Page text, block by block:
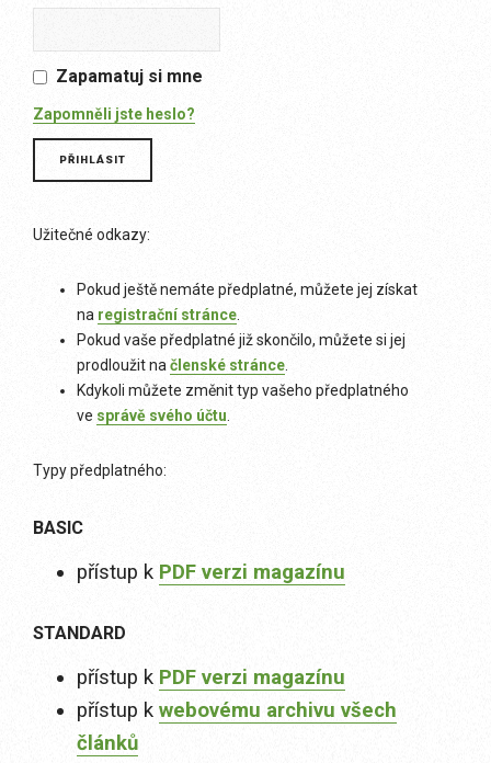
Zapamatuj si mne
Zapomněli jste heslo?
Užitečné odkazy:
Pokud ještě nemáte předplatné, můžete jej získat
na registrační stránce
Pokud vaše předplatné již skončilo, můžete si jej
prodloužit na členské stránce
Kdykoli můžete změnit typ vašeho předplatného
ve správě svého účtu
Typy předplatného:
BASIC
přístup k PDF verzi magazínu
STANDARD
přístup k PDF verzi magazínu
přístup k webovému archivu všech
článků